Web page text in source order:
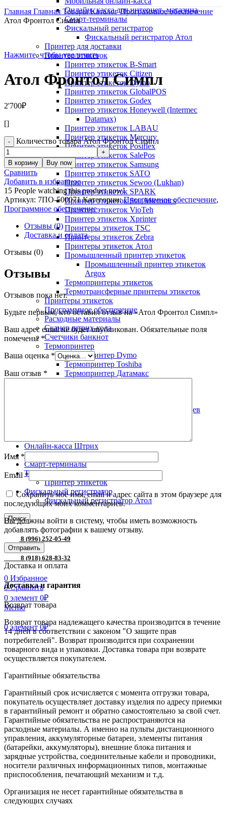
Онлайн- касса для интернет- магазина
Смарт-терминалы
Фискальный регистратор
Фискальный регистратор Атол
Принтер для доставки
Принтер этикеток
Принтер этикеток B-Smart
Принтер этикеток Citizen
Принтер этикеток Dymo
Принтер этикеток GlobalPOS
Принтер этикеток Godex
Принтер этикеток Honeywell (Intermec
Datamax)
Принтер этикеток LABAU
Принтер этикеток Mercury
Принтер этикеток Posiflex
Принтер этикеток SalePos
Принтер этикеток Samsung
Принтер этикеток SATO
Принтер этикеток Sewoo (Lukhan)
Принтер этикеток SPARK
Принтер этикеток Star Micronics
Принтер этикеток VioTeh
Принтер этикеток Xprinter
Принтеры этикеток TSC
Принтеры этикеток Zebra
Принтеры этикеток Атол
Промышленный принтер этикеток
Промышленный принтер этикеток
Argox
Термопринтеры этикеток
Термотрансферные принтеры этикеток
Принтеры этикеток
Программное обеспечение
Расходные материалы
Сканер штрих-кода
Счетчики банкнот
Термопринтер
Термопринтер Dymo
Термопринтер Toshiba
Термопринтер Датамакс
Фискальный накопитель на 15 месяцев
Онлайн-касса Штрих
ПИРИТ
Смарт-терминалы
Торговое оборудование
Принтер этикеток
Фискальный регистратор
Фискальный регистратор Атол
Поиск
8 (996) 252-05-49
8 (918) 628-83-32
0 Избранное
0 Сравнить
0 элемент 0₽
Меню
0элемент 0₽
Главная Главная ТоварыКаталогПрограммное обеспечение
Атол Фронтол Симпл
Нажмите, чтобы увеличить
Атол Фронтол Симпл
2'700₽
[]
Количество товара Атол Фронтол Симпл
В корзину Buy now
Сравнить
Добавить в избранное
15 People watching this product now!
Артикул: 7ПО-500071Категории: Программное обеспечение,
Программное обеспечение
Отзывы (0)
Доставка и оплата
Отзывы (0)
Отзывы
Отзывов пока нет.
Будьте первым, кто оставил отзыв на «Атол Фронтол Симпл»
Ваш адрес email не будет опубликован. Обязательные поля
помечены *
Ваша оценка *
Ваш отзыв *
Имя *
Email*
Сохранить моё имя, email и адрес сайта в этом браузере для
последующих моих комментариев.
Вы должны войти в систему, чтобы иметь возможность
добавлять фотографии к вашему отзыву.
Доставка и оплата
Доставка и гарантия
Возврат товара
Возврат товара надлежащего качества производится в течение
14 дней в соответствии с законом "О защите прав
потребителей". Возврат производится при сохранении
товарного вида и упаковки. Доставка товара при возврате
осуществляется покупателем.
Гарантийные обязательства
Гарантийный срок исчисляется с момента отгрузки товара,
покупатель осуществляет доставку изделия по адресу приемки
в гарантийный ремонт и обратно самостоятельно за свой счет.
Гарантийные обязательства не распространяются на
расходные материалы. А именно на пульты дистанционного
управления, аккумуляторные батареи, элементы питания
(батарейки, аккумуляторы), внешние блока питания и
зарядные устройства, соединительные кабели и проводники,
носители различных информационных типов, монтажные
приспособления, печатающий механизм и т.д.
Организация не несет гарантийные обязательства в
следующих случаях